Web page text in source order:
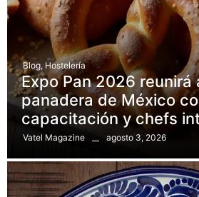
Blog, Hostelería
Expo Pan 2026 reunirá
panadera de México
capacitación y chefs
Vatel Magazine agosto 3, 2026